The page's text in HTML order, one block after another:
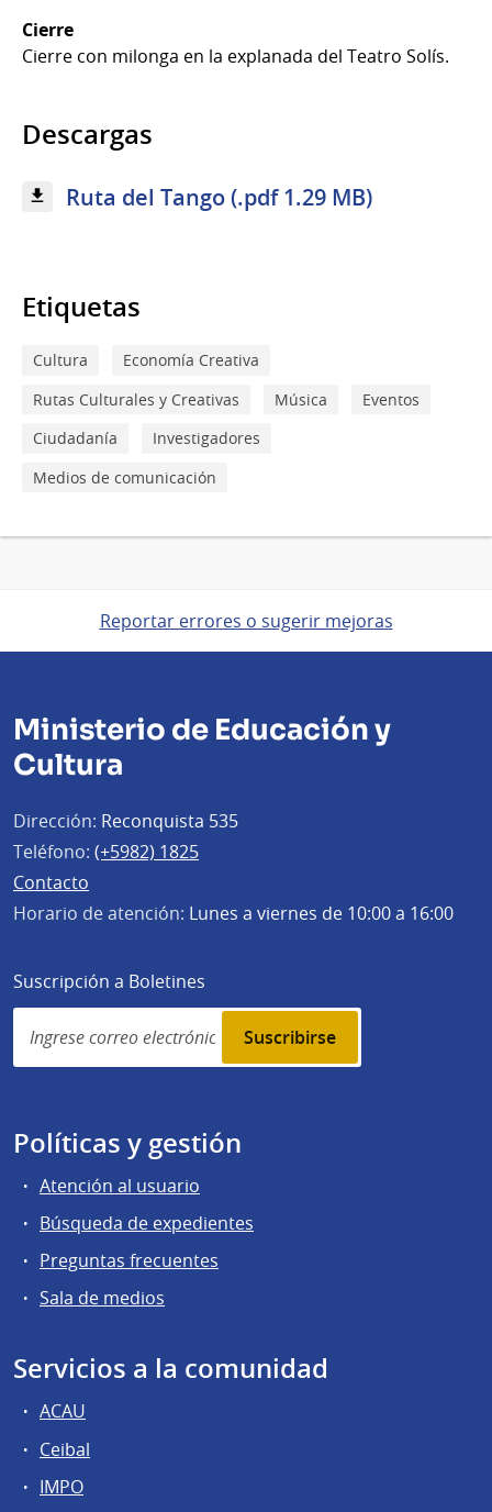
Cierre
Cierre con milonga en la explanada del Teatro Solís.
Descargas
Ruta del Tango (.pdf 1.29 MB)
Etiquetas
Cultura
Economía Creativa
Rutas Culturales y Creativas
Música
Eventos
Ciudadanía
Investigadores
Medios de comunicación
Reportar errores o sugerir mejoras
Ministerio de Educación y
Cultura
Dirección: Reconquista 535
Teléfono: (+5982) 1825
Contacto
Horario de atención: Lunes a viernes de 10:00 a 16:00
Suscripción a Boletines
Simplenews
subscription
Políticas y gestión
Atención al usuario
Búsqueda de expedientes
Preguntas frecuentes
Sala de medios
Servicios a la comunidad
ACAU
Ceibal
IMPO